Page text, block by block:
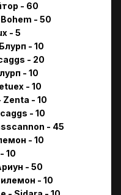
- 60
- 50
- 5
- 10
- 20
- 10
- 10
- 10
- 10
- 45
- 10
10
- 50
- 10